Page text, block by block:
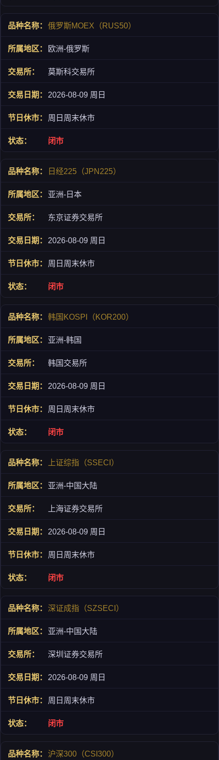
俄罗斯MOEX（RUS50）
欧洲-俄罗斯
莫斯科交易所
2026-08-09 周日
周日周末休市
闭市
日经225（JPN225）
亚洲-日本
东京证券交易所
2026-08-09 周日
周日周末休市
闭市
韩国KOSPI（KOR200）
亚洲-韩国
韩国交易所
2026-08-09 周日
周日周末休市
闭市
上证综指（SSECI）
亚洲-中国大陆
上海证券交易所
2026-08-09 周日
周日周末休市
闭市
深证成指（SZSECI）
亚洲-中国大陆
深圳证券交易所
2026-08-09 周日
周日周末休市
闭市
沪深300（CSI300）